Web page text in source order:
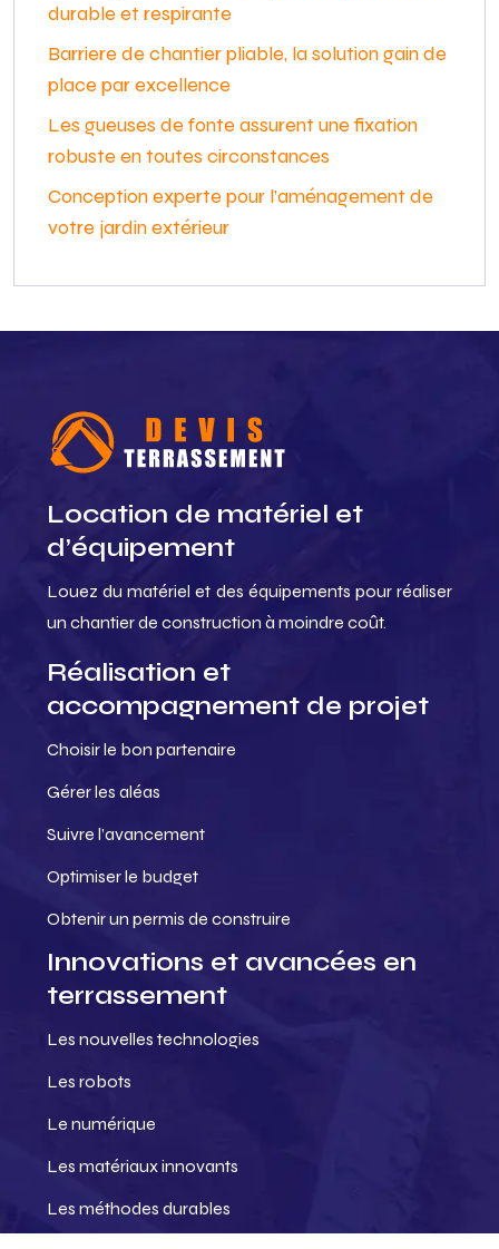
durable et respirante
Barriere de chantier pliable, la solution gain de
place par excellence
Les gueuses de fonte assurent une fixation
robuste en toutes circonstances
Conception experte pour l’aménagement de
votre jardin extérieur
Location de matériel et
d’équipement
Louez du matériel et des équipements pour réaliser
un chantier de construction à moindre coût.
Réalisation et
accompagnement de projet
Choisir le bon partenaire
Gérer les aléas
Suivre l’avancement
Optimiser le budget
Obtenir un permis de construire
Innovations et avancées en
terrassement
Les nouvelles technologies
Les robots
Le numérique
Les matériaux innovants
Les méthodes durables